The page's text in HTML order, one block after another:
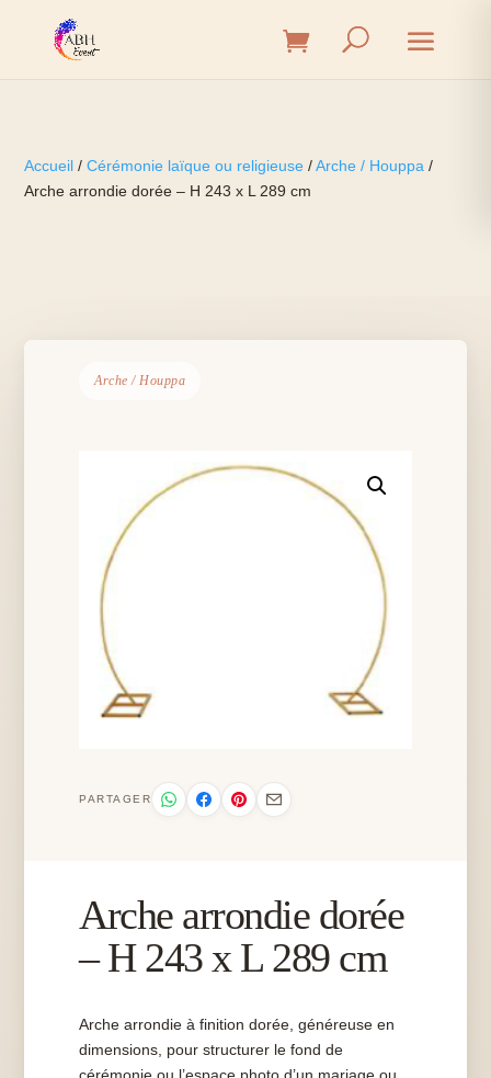
Accueil /Cérémonie laïque ou religieuse /Arche / Houppa /
Arche arrondie dorée – H 243 x L 289 cm
Arche / Houppa
PARTAGER
Arche arrondie dorée
– H 243 x L 289 cm
Arche arrondie à finition dorée, généreuse en
dimensions, pour structurer le fond de
cérémonie ou l’espace photo d’un mariage ou